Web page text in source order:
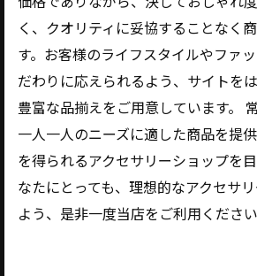
く、クオリティに妥協することなく
す。お客様のライフスタイルやファ
だわりに応えられるよう、サイトを
豊富な品揃えをご用意しています。
一人一人のニーズに適した商品を提
を得られるアクセサリーショップを
なたにとっても、理想的なアクセサ
よう、是非一度当店をご利用ください